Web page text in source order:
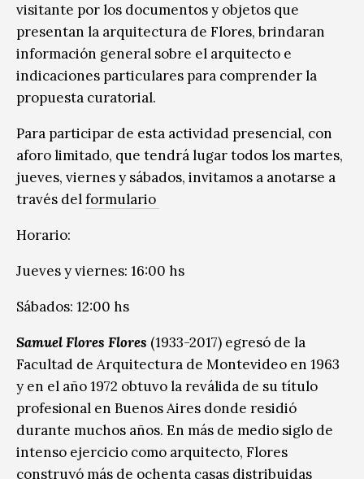
visitante por los documentos y objetos que
presentan la arquitectura de Flores, brindaran
información general sobre el arquitecto e
indicaciones particulares para comprender la
propuesta curatorial.
Para participar de esta actividad presencial, con
aforo limitado, que tendrá lugar todos los martes,
jueves, viernes y sábados, invitamos a anotarse a
través delformulario
Horario:
Jueves y viernes: 16:00 hs
Sábados: 12:00 hs
Samuel Flores Flores (1933-2017) egresó de la
Facultad de Arquitectura de Montevideo en 1963
y en el año 1972 obtuvo la reválida de su título
profesional en Buenos Aires donde residió
durante muchos años. En más de medio siglo de
intenso ejercicio como arquitecto, Flores
construyó más de ochenta casas distribuidas